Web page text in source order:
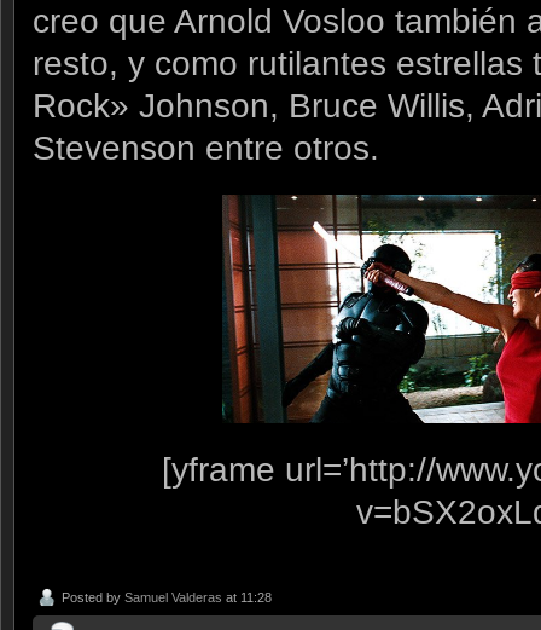
creo que Arnold Vosloo también
resto, y como rutilantes estrellas
Rock» Johnson, Bruce Willis,
Stevenson entre otros.
[yframe url=’http://
Posted by Samuel Valderas at 11:28